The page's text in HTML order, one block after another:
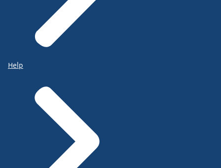
Help